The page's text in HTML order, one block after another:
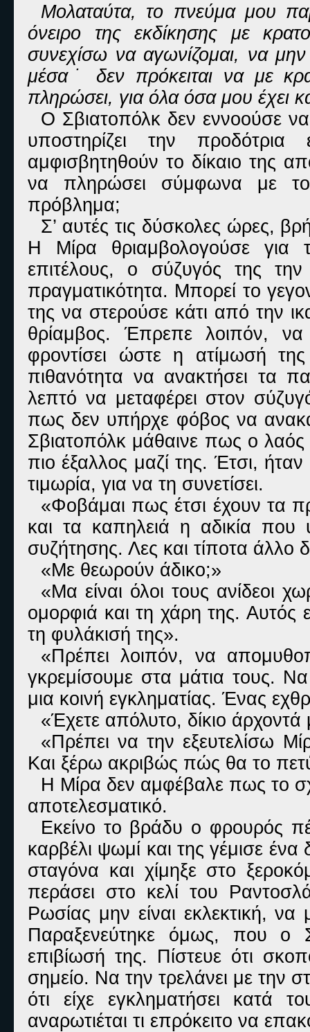
Μολαταύτα, το πνεύμα μου
όνειρο της εκδίκησης με
συνεχίσω να αγωνίζομαι, να
μέσα˙ δεν πρόκειται να με
πληρώσει, για όλα όσα μου έχει
Ο Σβιατοπόλκ δεν εννοούσε
υποστηρίζει την
αμφισβητηθούν το δίκαιο της
να πληρώσει σύμφωνα με
πρόβλημα;
Σ’ αυτές τις δύσκολες ώρες,
Η Μίρα θριαμβολογούσε για
επιτέλους, ο σύζυγός της
πραγματικότητα. Μπορεί το
της να στερούσε κάτι από την
θρίαμβος. Έπρεπε λοιπόν, να
φροντίσει ώστε η ατίμωσή
πιθανότητα να ανακτήσει τα
λεπτό να μεταφέρει στον
πως δεν υπήρχε φόβος να
Σβιατοπόλκ μάθαινε πως ο λαός
πιο έξαλλος μαζί της. Έτσι,
τιμωρία, για να τη συνετίσει.
«Φοβάμαι πως έτσι έχουν τα
και τα καπηλειά η αδικία που
συζήτησης. Λες και τίποτα άλλο
«Με θεωρούν άδικο;»
«Μα είναι όλοι τους ανίδεοι
ομορφιά και τη χάρη της. Αυτός
τη φυλάκισή της».
«Πρέπει λοιπόν, να
γκρεμίσουμε στα μάτια τους.
μια κοινή εγκληματίας. Ένας
«Έχετε απόλυτο, δίκιο
«Πρέπει να την εξευτελίσω
Και ξέρω ακριβώς πώς θα το
Η Μίρα δεν αμφέβαλε πως το
αποτελεσματικό.
Εκείνο το βράδυ ο φρουρός
καρβέλι ψωμί και της γέμισε
σταγόνα και χίμηξε στο
περάσει στο κελί του
Ρωσίας μην είναι εκλεκτική,
Παραξενεύτηκε όμως, που ο
επιβίωσή της. Πίστευε ότι
σημείο. Να την τρελάνει με την
ότι είχε εγκληματήσει
αναρωτιέται τι επρόκειτο να